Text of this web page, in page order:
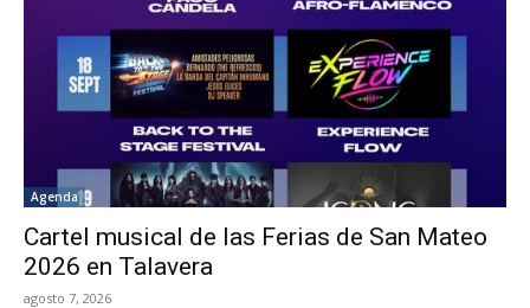
Agenda
Cartel musical de las Ferias de San Mateo
2026 en Talavera
agosto 7, 2026